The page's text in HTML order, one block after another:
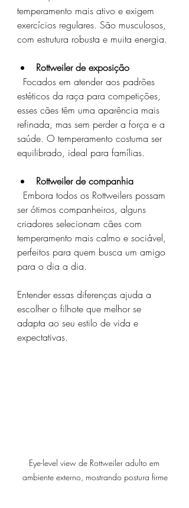
temperamento mais ativo e exigem
exercícios regulares. São musculosos,
com estrutura robusta e muita energia.
Rottweiler de exposição
estéticos da raça para competições,
esses cães têm uma aparência mais
refinada, mas sem perder a força e a
saúde. O temperamento costuma ser
equilibrado, ideal para famílias.
Rottweiler de companhia
ser ótimos companheiros, alguns
criadores selecionam cães com
temperamento mais calmo e sociável,
perfeitos para quem busca um amigo
para o dia a dia.
Entender essas diferenças ajuda a
escolher o filhote que melhor se
adapta ao seu estilo de vida e
expectativas.
Eye-level view de Rottweiler adulto em
ambiente externo, mostrando postura firme